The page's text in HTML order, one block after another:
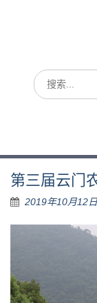
Search
for:
第三届云门
2019年10月12日